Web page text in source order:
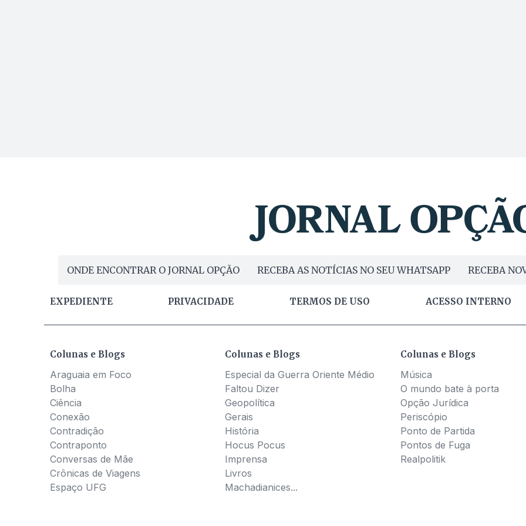
ONDE ENCONTRAR O JORNAL OPÇÃO RECEBA AS NOTÍCIAS NO SEU WHATSAPP RECEBA
EXPEDIENTE PRIVACIDADE TERMOS DE USO ACESSO INTERNO
Colunas e Blogs
Araguaia em Foco
Bolha
Ciência
Conexão
Contradição
Contraponto
Conversas de Mãe
Crônicas de Viagens
Espaço UFG
Colunas e Blogs
Especial da Guerra Oriente Médio
Faltou Dizer
Geopolítica
Gerais
História
Hocus Pocus
Imprensa
Livros
Machadianices...
Colunas e Blogs
Música
O mundo bate à porta
Opção Jurídica
Periscópio
Ponto de Partida
Pontos de Fuga
Realpolitik